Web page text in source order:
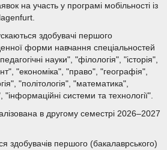
на участь у програмі мобільності із
здобувачі першого
форми навчання спеціальностей
науки", "філологія", "історія",
"економіка", "право", "географія",
"політологія", "математика",
системи та технології".
в другому семестрі 2026–2027
здобувачів першого (бакалаврського)